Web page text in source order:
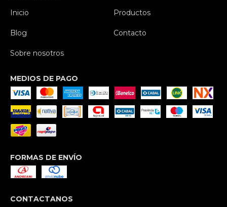
Inicio
Productos
Blog Contacto
Sobre nosotros
MEDIOS DE PAGO
FORMAS DE ENVÍO
CONTACTANOS